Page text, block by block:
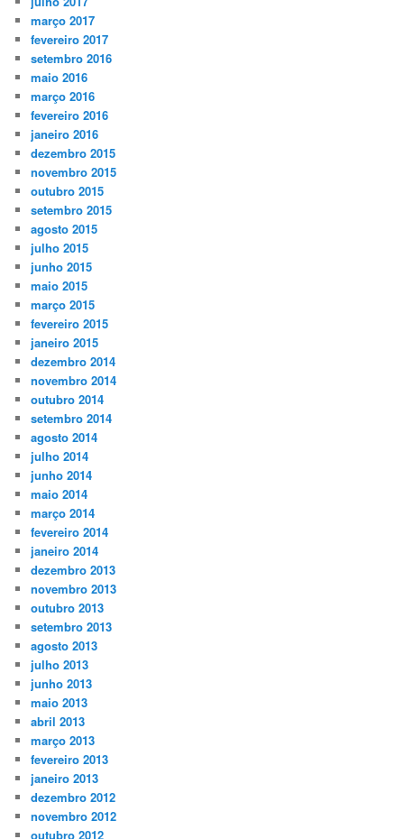
março 2017
fevereiro 2017
setembro 2016
maio 2016
março 2016
fevereiro 2016
janeiro 2016
dezembro 2015
novembro 2015
outubro 2015
setembro 2015
agosto 2015
julho 2015
junho 2015
maio 2015
março 2015
fevereiro 2015
janeiro 2015
dezembro 2014
novembro 2014
outubro 2014
setembro 2014
agosto 2014
julho 2014
junho 2014
maio 2014
março 2014
fevereiro 2014
janeiro 2014
dezembro 2013
novembro 2013
outubro 2013
setembro 2013
agosto 2013
julho 2013
junho 2013
maio 2013
abril 2013
março 2013
fevereiro 2013
janeiro 2013
dezembro 2012
novembro 2012
outubro 2012